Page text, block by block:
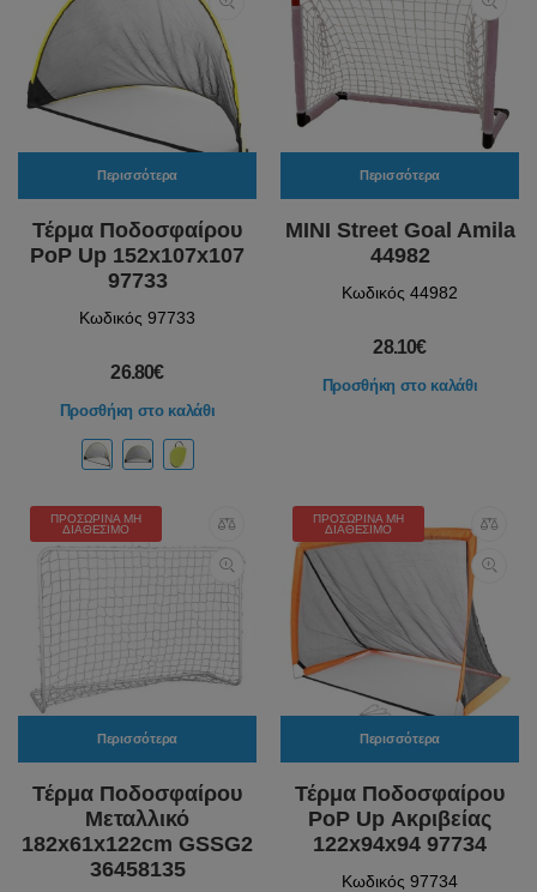
Περισσότερα
Τέρμα Ποδοσφαίρου
PoP Up 152x107x107
97733
Κωδικός 97733
26.80€
Προσθήκη στο καλάθι
Περισσότερα
MINI Street Goal Amila
44982
Κωδικός 44982
28.10€
Προσθήκη στο καλάθι
ΠΡΟΣΩΡΙΝΆ ΜΗ
ΔΙΑΘΈΣΙΜΟ
Περισσότερα
Τέρμα Ποδοσφαίρου
Μεταλλικό
182x61x122cm GSSG2
36458135
ΠΡΟΣΩΡΙΝΆ ΜΗ
ΔΙΑΘΈΣΙΜΟ
Περισσότερα
Τέρμα Ποδοσφαίρου
PoP Up Ακριβείας
122x94x94 97734
Κωδικός 97734